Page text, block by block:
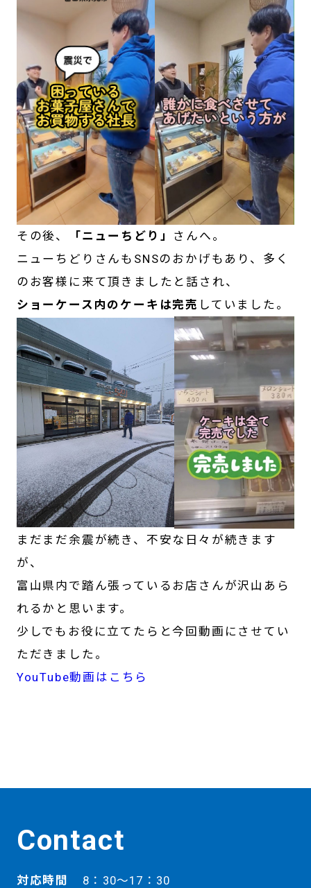
その後、 「ニューちどり」 さんへ。
ニューちどりさんもSNSのおかげもあり、多く
のお客様に来て頂きましたと話され、
ショーケース内のケーキは完売 していました。
まだまだ余震が続き、不安な日々が続きます
が、
富山県内で踏ん張っているお店さんが沢山あら
れるかと思います。
少しでもお役に立てたらと今回動画にさせてい
ただきました。
YouTube動画はこちら
Contact
対応時間
8：30～17：30